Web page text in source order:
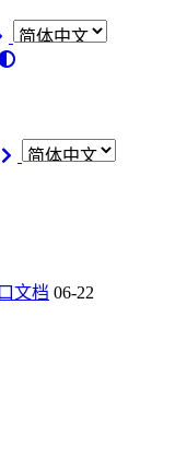
文档 06-22